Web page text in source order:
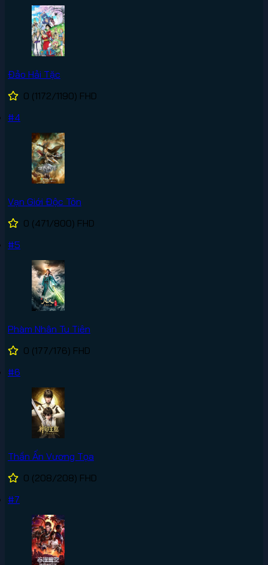
Đảo Hải Tặc
0 (1172/1190) FHD
#4
Vạn Giới Độc Tôn
0 (471/800) FHD
#5
Phàm Nhân Tu Tiên
0 (177/176) FHD
#6
Thần Ấn Vương Tọa
0 (208/208) FHD
#7